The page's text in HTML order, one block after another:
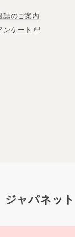
誌のご案内
ンケート
ジャパネッ